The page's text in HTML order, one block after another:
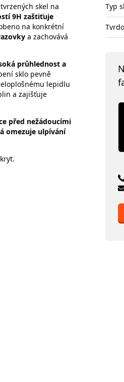
skel na
9H zaštiťuje
na konkrétní
a zachovává
průhlednost a
sklo pevně
lepidlu
a zajišťuje
před nežádoucími
omezuje ulpívání
Typ